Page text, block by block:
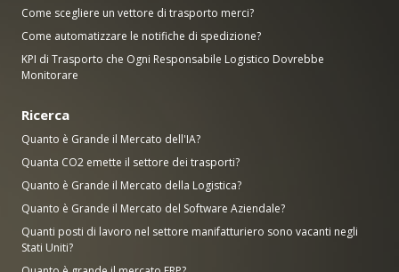
Come scegliere un vettore di trasporto merci?
Come automatizzare le notifiche di spedizione?
KPI di Trasporto che Ogni Responsabile Logistico Dovrebbe
Monitorare
Ricerca
Quanto è Grande il Mercato dell'IA?
Quanta CO2 emette il settore dei trasporti?
Quanto è Grande il Mercato della Logistica?
Quanto è Grande il Mercato del Software Aziendale?
Quanti posti di lavoro nel settore manifatturiero sono vacanti negli
Stati Uniti?